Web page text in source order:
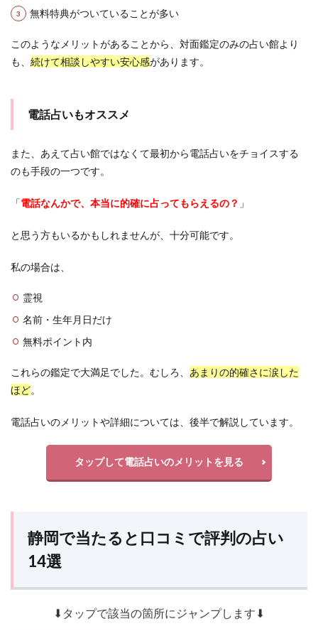
無料特典がついていることが多い
このようなメリットがあることから、対面鑑定のみの占い館より
も、 続けて相談しやすい安心感があります。
電話占いもオススメ
また、あえて占い館ではなくて最初から電話占いをチョイスする
のも手段の一つです。
「電話なんかで、本当に的確に占ってもらえるの？ 」
と思う方もいるかもしれませんが、十分可能です。
私の場合は、
霊視
名前・生年月日だけ
無料ポイント内
これらの鑑定で大満足でした。むしろ、 あまりの的確さに涙した
ほど。
電話占いのメリットや詳細については、後半で解説しています。
タップして電話占いのメリットを見る
静岡で当たると口コミで評判の占い
14選
⬇タップで該当の箇所にジャンプします⬇